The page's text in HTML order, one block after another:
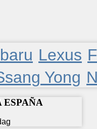
Lexus
Yong
ESPAÑA